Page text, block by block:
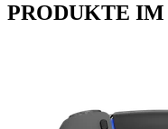
PRODUKTE